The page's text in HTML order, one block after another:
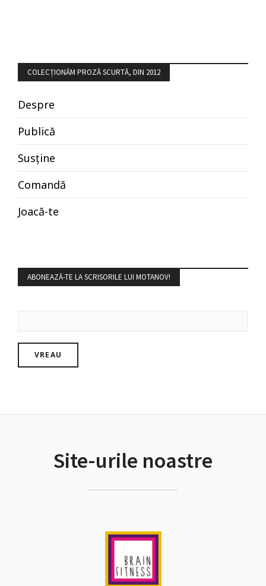
COLECȚIONĂM PROZĂ SCURTĂ, DIN 2012
Despre
Publică
Susține
Comandă
Joacă-te
ABONEAZĂ-TE LA SCRISORILE LUI MOTANOV!
Site-urile noastre